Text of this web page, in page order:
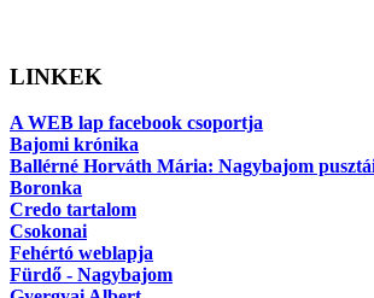
LINKEK
A WEB lap facebook csoportja
Bajomi krónika
Ballérné Horváth Mária: Nagybajom
Boronka
Credo tartalom
Csokonai
Fehértó weblapja
Fürdő - Nagybajom